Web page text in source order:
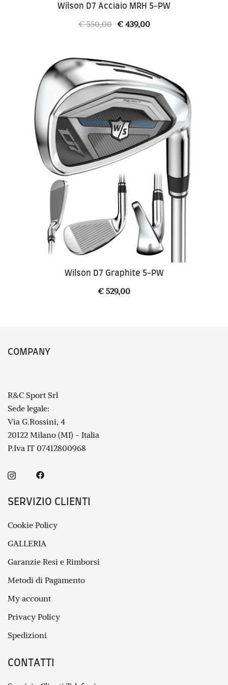
Wilson D7 Acciaio MRH 5-PW
€550,00 Il
era:
€ 550,00.
€439,00Il
€ 439,00.
Wilson D7 Graphite 5-PW
€ 529,00
COMPANY
R&C Sport Srl
Sede legale:
Via G.Rossini, 4
20122 Milano (MI) - Italia
P.Iva IT 07412800968
SERVIZIO CLIENTI
Cookie Policy
GALLERIA
Garanzie Resi e Rimborsi
Metodi di Pagamento
My account
Privacy Policy
Spedizioni
CONTATTI